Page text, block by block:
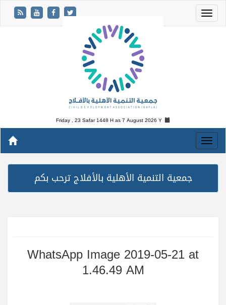
Friday , 23 Safar 1448 H as7 August 2026 Y
جمعية التنمية الأهلية بالأفلاج ترحب بكم
WhatsApp Image 2019-05-21 at
1.46.49 AM